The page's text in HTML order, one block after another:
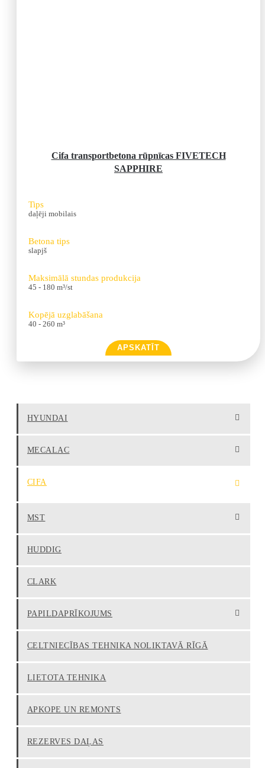
Cifa transportbetona rūpnīcas FIVETECH
SAPPHIRE
Tips
daļēji mobilais
Betona tips
slapjš
Maksimālā stundas produkcija
45 - 180 m³/st
Kopējā uzglabāšana
40 - 260 m³
APSKATĪT
HYUNDAI
MECALAC
CIFA
MST
HUDDIG
CLARK
PAPILDAPRĪKOJUMS
CELTNIECĪBAS TEHNIKA NOLIKTAVĀ RĪGĀ
LIETOTA TEHNIKA
APKOPE UN REMONTS
REZERVES DAĻAS